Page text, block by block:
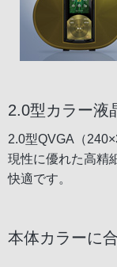
2.0型カラー液
2.0型QVGA（
現性に優れた高精
快適です。
本体カラーに